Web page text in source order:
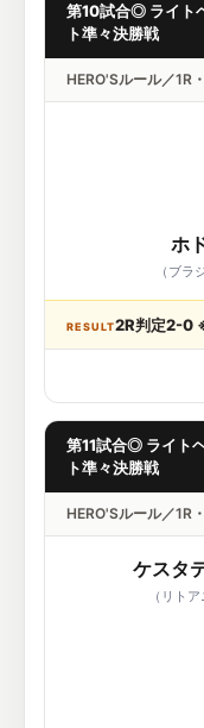
第10試合◎ ライト
ト準々決勝戦
HERO'Sルール／1R
ホ
（ブラ
RESULT2R判定2-0
第11試合◎ ライト
ト準々決勝戦
HERO'Sルール／1R
ケスタ
（リト